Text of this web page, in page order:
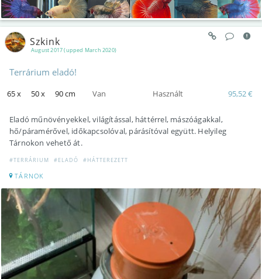
August 2017 (upped March 2020)
Szkink
Terrárium eladó!
65 x 50 x 90 cm Van Használt 95,52 €
Eladó műnövényekkel, világítással, háttérrel, mászóágakkal,
hő/páramérővel, időkapcsolóval, párásítóval együtt. Helyileg
Tárnokon vehető át.
#TERRÁRIUM #ELADÓ #HÁTTEREZETT
TÁRNOK